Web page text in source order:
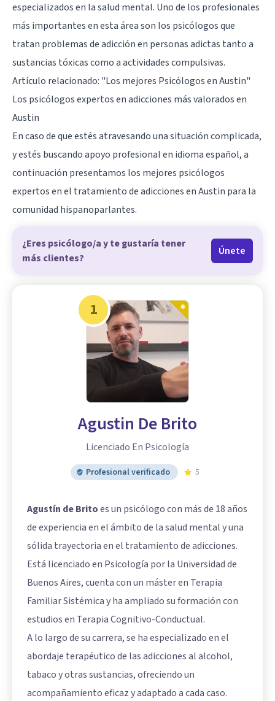
especializados en la salud mental. Uno de los profesionales
más importantes en esta área son los psicólogos que
tratan problemas de adicción en personas adictas tanto a
sustancias tóxicas como a actividades compulsivas.
Artículo relacionado: "Los mejores Psicólogos en Austin"
Los psicólogos expertos en adicciones más valorados en
Austin
En caso de que estés atravesando una situación complicada,
y estés buscando apoyo profesional en idioma español, a
continuación presentamos los mejores psicólogos
expertos en el tratamiento de adicciones en Austin para la
comunidad hispanoparlantes.
¿Eres psicólogo/a y te gustaría tener
más clientes?
Únete
1
Agustin De Brito
Licenciado En Psicología
Profesional verificado 5
Agustín de Britoes un psicólogo con más de 18 años
de experiencia en el ámbito de la salud mental y una
sólida trayectoria en el tratamiento de adicciones.
Está licenciado en Psicología por la Universidad de
Buenos Aires, cuenta con un máster en Terapia
Familiar Sistémica y ha ampliado su formación con
estudios en Terapia Cognitivo-Conductual.
A lo largo de su carrera, se ha especializado en el
abordaje terapéutico de las adicciones al alcohol,
tabaco y otras sustancias, ofreciendo un
acompañamiento eficaz y adaptado a cada caso.